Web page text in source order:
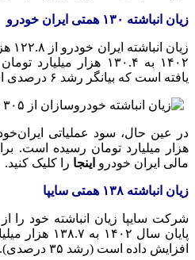
زیان انباشته ۱۳۰ همتی ایران خودرو
یافته است که بیانگر رشد ۶ درصدی است.
هزار میلیارد تومان رسیده است.
مالی ایران خودرو اینجا را کلیک کنید.
زیان انباشته ۱۳۸ همتی سایپا
افزایش داده است (رشد ۳۵ درصدی).